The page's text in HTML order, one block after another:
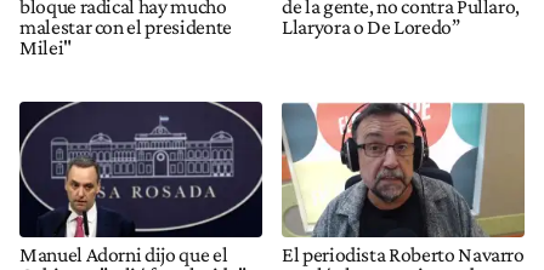
bloque radical hay mucho
malestar con el presidente
Milei"
de la gente, no contra Pullaro,
Llaryora o De Loredo”
Manuel Adorni dijo que el
El periodista Roberto Navarro